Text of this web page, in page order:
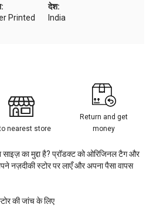
Printed
देश:
India
nearest store
Return and get
money
का मुद्दा है? प्रॉडक्ट को ओरिजिनल टैग और
नज़दीकी स्टोर पर लाएँ और अपना पैसा वापस
की जांच के लिए